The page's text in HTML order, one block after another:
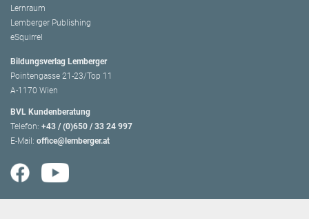
Lernraum
Lemberger Publishing
eSquirrel
Bildungsverlag Lemberger
Pointengasse 21-23/Top 11
A-1170 Wien
BVL Kundenberatung
Telefon: +43 / (0)650 / 33 24 997
E-Mail: office@lemberger.at